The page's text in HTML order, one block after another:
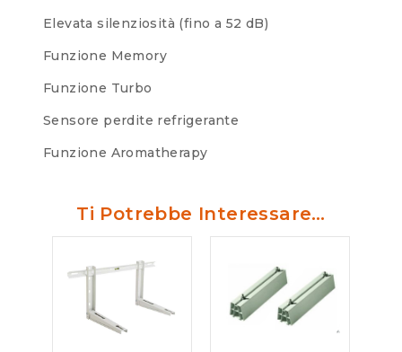
Elevata silenziosità (fino a 52 dB)
Funzione Memory
Funzione Turbo
Sensore perdite refrigerante
Funzione Aromatherapy
Ti Potrebbe Interessare…